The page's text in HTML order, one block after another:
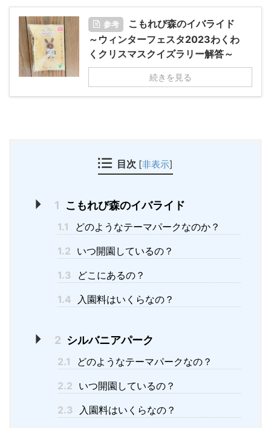
参考
こもれび森のイバライド
～ウィンターフェスタ2023わくわ
くクリスマスクイズラリー解答～
続きを見る
目次 [非表示]
1 こもれび森のイバライド
1.1
どのようなテーマパークなのか？
1.2 いつ開園しているの？
1.3
どこにあるの？
1.4
入園料はいくらなの？
2 シルバニアパーク
2.1
どのようなテーマパークなの？
2.2 いつ開園しているの？
2.3
入園料はいくらなの？